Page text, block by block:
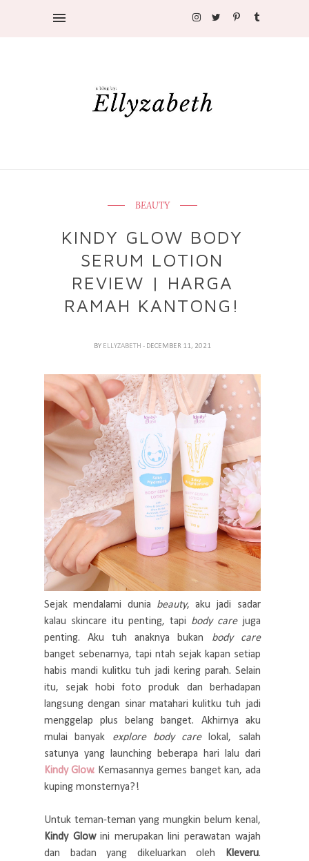
BEAUTY
KINDY GLOW BODY
SERUM LOTION
REVIEW | HARGA
RAMAH KANTONG!
BY ELLYZABETH - DECEMBER 11, 2021
Sejak mendalami dunia beauty, aku jadi sadar
kalau skincare itu penting, tapi body care juga
penting. Aku tuh anaknya bukan body care
banget sebenarnya, tapi ntah sejak kapan setiap
habis mandi kulitku tuh jadi kering parah. Selain
itu, sejak hobi foto produk dan berhadapan
langsung dengan sinar matahari kulitku tuh jadi
menggelap plus belang banget. Akhirnya aku
mulai banyak explore body carelokal, salah
satunya yang launching beberapa hari lalu dari
Kindy Glow. Kemasannya gemes banget kan, ada
kuping monsternya?!
Untuk teman-teman yang mungkin belum kenal,
Kindy Glowini merupakan lini perawatan wajah
dan badan yang dikeluarkan oleh
Kleveru.